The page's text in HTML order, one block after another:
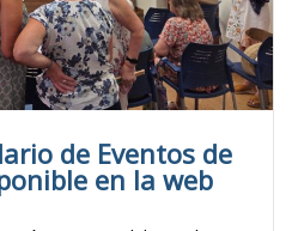
de Eventos de
en la web